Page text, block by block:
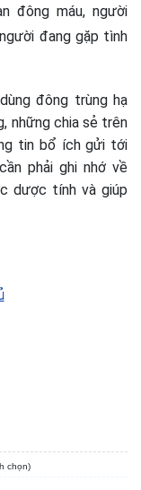
đông máu, người
đang gặp tình
đông trùng hạ
những chia sẻ trên
tin bổ ích gửi tới
phải ghi nhớ về
dược tính và giúp
chọn)